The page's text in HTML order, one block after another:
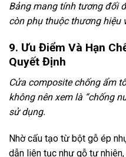
Bảng mang tính tương đối
còn phụ thuộc thương hiệu
9. Ưu Điểm Và Hạn
Quyết Định
Cửa composite chống ẩm
không nên xem là “chống
sử dụng.
Nhờ cấu tạo từ bột gỗ ép
dẫn liên tục như gỗ tự